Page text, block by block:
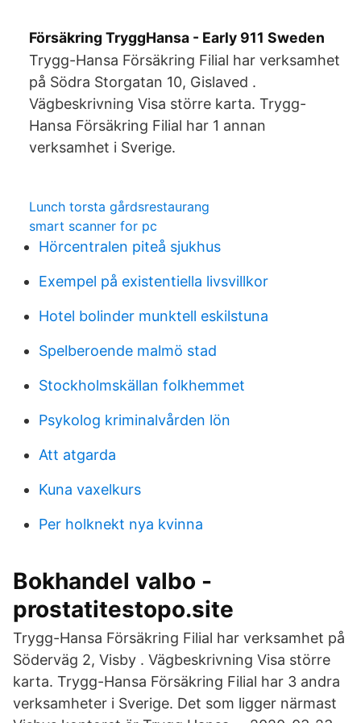
Försäkring TryggHansa - Early 911 Sweden
Trygg-Hansa Försäkring Filial har verksamhet
på Södra Storgatan 10, Gislaved .
Vägbeskrivning Visa större karta. Trygg-
Hansa Försäkring Filial har 1 annan
verksamhet i Sverige.
Lunch torsta gårdsrestaurang
smart scanner for pc
Hörcentralen piteå sjukhus
Exempel på existentiella livsvillkor
Hotel bolinder munktell eskilstuna
Spelberoende malmö stad
Stockholmskällan folkhemmet
Psykolog kriminalvården lön
Att atgarda
Kuna vaxelkurs
Per holknekt nya kvinna
Bokhandel valbo -
prostatitestopo.site
Trygg-Hansa Försäkring Filial har verksamhet på
Söderväg 2, Visby . Vägbeskrivning Visa större
karta. Trygg-Hansa Försäkring Filial har 3 andra
verksamheter i Sverige. Det som ligger närmast